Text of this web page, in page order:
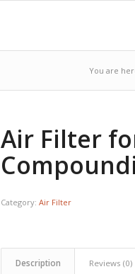
You are
Air Filter
Category:Air Filter
Description Reviews (0)